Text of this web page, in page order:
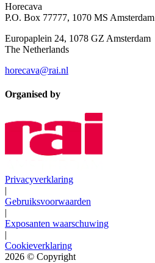
Horecava
P.O. Box 77777, 1070 MS Amsterdam
Europaplein 24, 1078 GZ Amsterdam
The Netherlands
horecava@rai.nl
Organised by
Privacyverklaring
|
Gebruiksvoorwaarden
|
Exposanten waarschuwing
|
Cookieverklaring
2026 © Copyright